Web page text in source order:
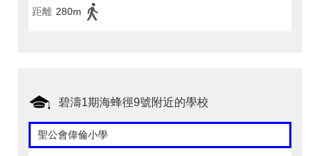
距離 280m
碧濤1期海蜂徑9號附近的學校
聖公會偉倫小學